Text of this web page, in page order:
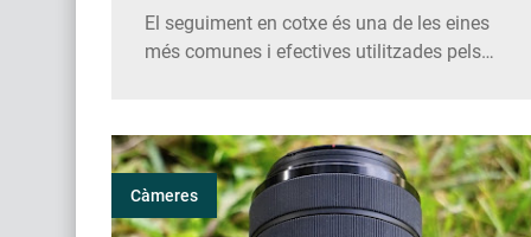
El seguiment en cotxe és una de les eines
més comunes i efectives utilitzades pels
en investigacions d'infidelitat matrimonial,
disputes de custòdia, frau laboral o casos
d'assegurances, el seguime…
Càmeres